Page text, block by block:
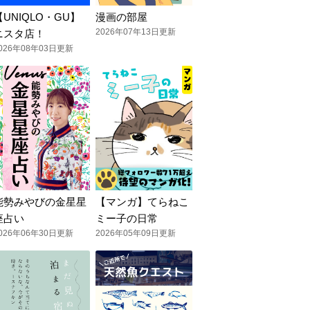
UNIQLO・GU】
スタ店！
年08年03日更新
漫画の部屋
2026年07年13日更新
勢みやびの金星星
占い
年06年30日更新
【マンガ】てらねこ
ミー子の日常
2026年05年09日更新